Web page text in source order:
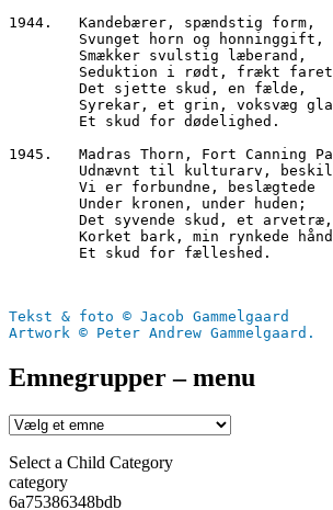
1944.	Kandebærer, spændstig form,
        Svunget horn og honninggift,
        Smækker svulstig læberand,
Seduktion i rødt, frækt
        Det sjette skud, en fælde,
Syrekar, et grin, voksvæg
        Et skud for dødelighed.
1945.	Madras Thorn, Fort Canning
Udnævnt til kulturarv,
        Vi er forbundne, beslægtede
        Under kronen, under huden;
        Det syvende skud, et arvetræ,
Korket bark, min rynkede
        Et skud for fælleshed.
Tekst & foto © Jacob Gammelgaard
Artwork © Peter Andrew Gammelgaard.
Emnegrupper – menu
Select a Child Category
category
6a75386348bdb